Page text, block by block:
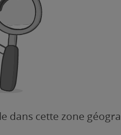
dans cette zone